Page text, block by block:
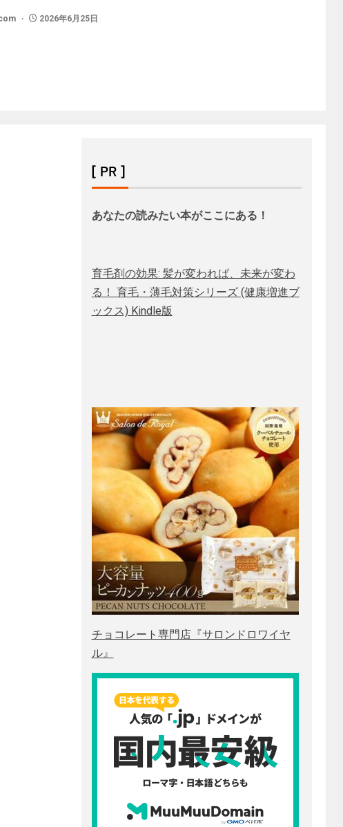
2026年6月25日
[ PR ]
あなたの読みたい本がここにある！
育毛剤の効果: 髪が変われば、未来が変わ
る！ 育毛・薄毛対策シリーズ (健康増進ブ
ックス) Kindle版
チョコレート専門店『サロンドロワイヤ
ル』